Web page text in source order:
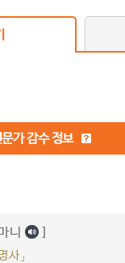
가 감수 정보
니 ]
사」